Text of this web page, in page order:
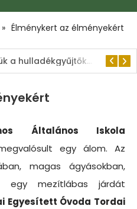
» Élménykert az élményekért
Kérjük a hulladékgyűjtők rendeltetésszerű használatát!
Általános Iskola
egy álom. Az
magas ágyásokban,
egy mezítlábas járdát
Egyesített Óvoda Tordai